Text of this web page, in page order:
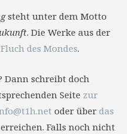
steht unter dem Motto
. Die Werke aus der
Fluch des Mondes.
Dann schreibt doch
Seite zur
oder über das
Falls noch nicht